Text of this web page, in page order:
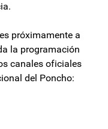
próximamente a
la programación
canales oficiales
del Poncho: